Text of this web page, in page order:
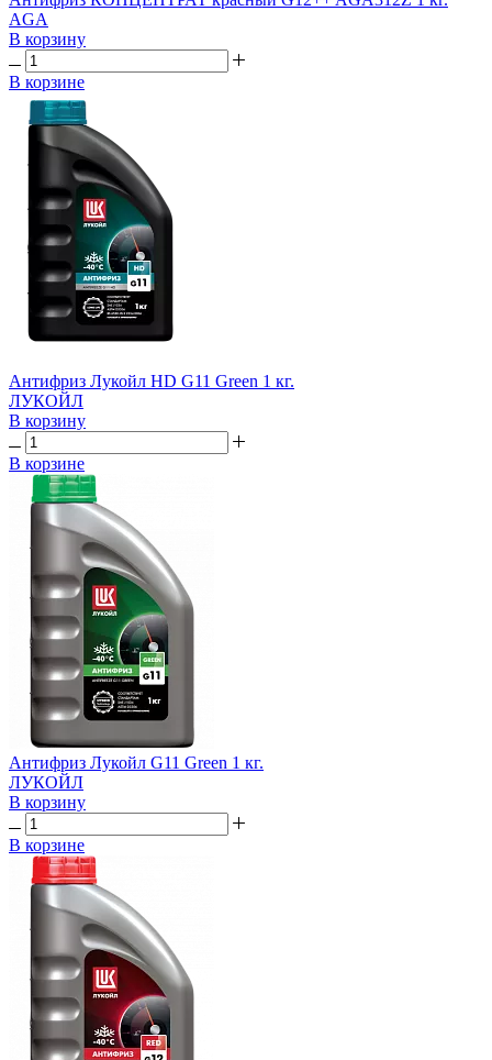
AGA
В корзину
В корзине
Антифриз Лукойл HD G11 Green 1 кг.
ЛУКОЙЛ
В корзину
В корзине
Антифриз Лукойл G11 Green 1 кг.
ЛУКОЙЛ
В корзину
В корзине